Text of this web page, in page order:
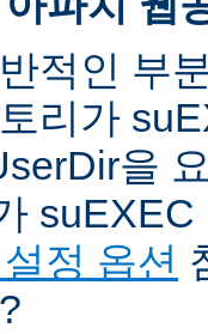
적인 부
리가
을
정 옵션